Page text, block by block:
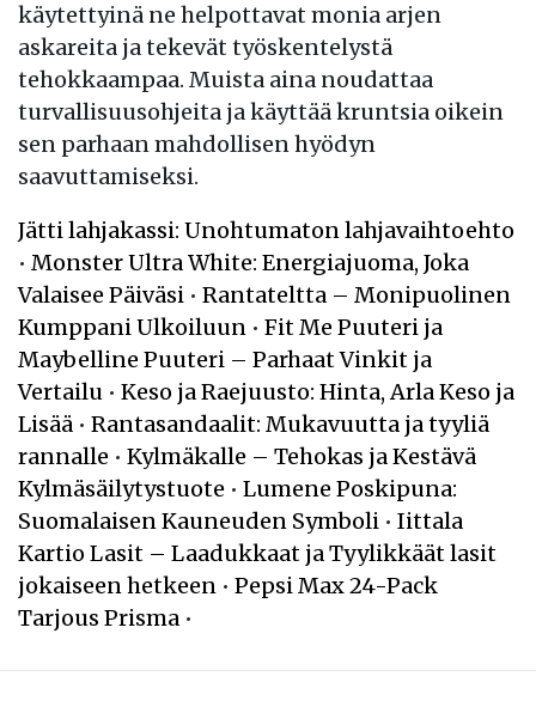
käytettyinä ne helpottavat monia arjen
askareita ja tekevät työskentelystä
tehokkaampaa. Muista aina noudattaa
turvallisuusohjeita ja käyttää kruntsia oikein
sen parhaan mahdollisen hyödyn
saavuttamiseksi.
Jätti lahjakassi: Unohtumaton lahjavaihtoehto
• Monster Ultra White: Energiajuoma, Joka
Valaisee Päiväsi • Rantateltta – Monipuolinen
Kumppani Ulkoiluun • Fit Me Puuteri ja
Maybelline Puuteri – Parhaat Vinkit ja
Vertailu • Keso ja Raejuusto: Hinta, Arla Keso ja
Lisää • Rantasandaalit: Mukavuutta ja tyyliä
rannalle • Kylmäkalle – Tehokas ja Kestävä
Kylmäsäilytystuote • Lumene Poskipuna:
Suomalaisen Kauneuden Symboli • Iittala
Kartio Lasit – Laadukkaat ja Tyylikkäät lasit
jokaiseen hetkeen • Pepsi Max 24-Pack
Tarjous Prisma •